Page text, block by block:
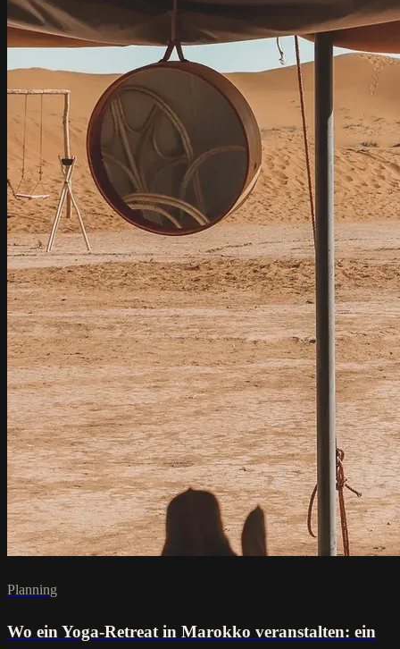
Planning
Wo ein Yoga-Retreat in Marokko veranstalten: ein